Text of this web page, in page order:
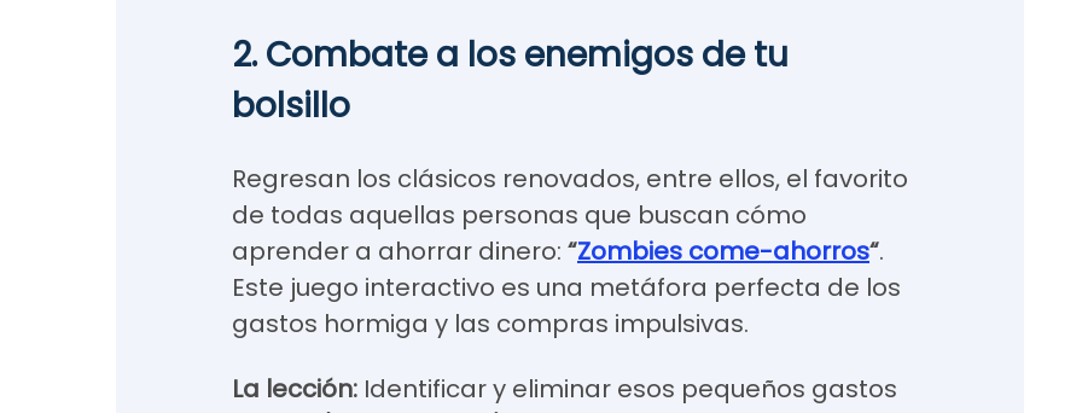
2. Combate a los enemigos de tu
bolsillo
Regresan los clásicos renovados, entre ellos, el favorito
de todas aquellas personas que buscan cómo
aprender a ahorrar dinero: “Zombies come-ahorros“.
Este juego interactivo es una metáfora perfecta de los
gastos hormiga y las compras impulsivas.
La lección: Identificar y eliminar esos pequeños gastos